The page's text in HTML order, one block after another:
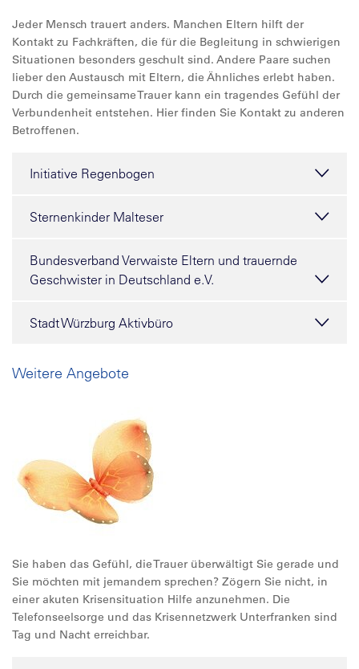
Jeder Mensch trauert anders. Manchen Eltern hilft der
Kontakt zu Fachkräften, die für die Begleitung in schwierigen
Situationen besonders geschult sind. Andere Paare suchen
lieber den Austausch mit Eltern, die Ähnliches erlebt haben.
Durch die gemeinsame Trauer kann ein tragendes Gefühl der
Verbundenheit entstehen. Hier finden Sie Kontakt zu anderen
Betroffenen.
Initiative Regenbogen
Sternenkinder Malteser
Bundesverband Verwaiste Eltern und trauernde
Geschwister in Deutschland e.V.
Stadt Würzburg Aktivbüro
Weitere Angebote
Sie haben das Gefühl, die Trauer überwältigt Sie gerade und
Sie möchten mit jemandem sprechen? Zögern Sie nicht, in
einer akuten Krisensituation Hilfe anzunehmen. Die
Telefonseelsorge und das Krisennetzwerk Unterfranken sind
Tag und Nacht erreichbar.